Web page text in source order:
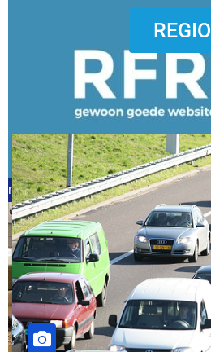
word vrijwilliger (1)
refreshed webdesign putten
REGIO